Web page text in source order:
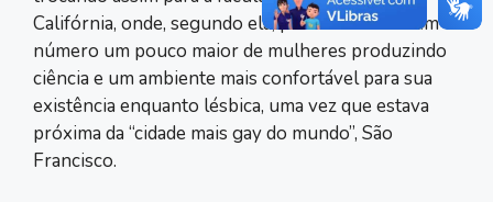
Califórnia, onde, segundo ela, pôde encontrar um
número um pouco maior de mulheres produzindo
ciência e um ambiente mais confortável para sua
existência enquanto lésbica, uma vez que estava
próxima da “cidade mais gay do mundo”, São
Francisco.